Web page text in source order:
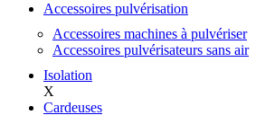
Accessoires pulvérisation
Accessoires machines à pulvériser
Accessoires pulvérisateurs sans air
Isolation
X
Cardeuses